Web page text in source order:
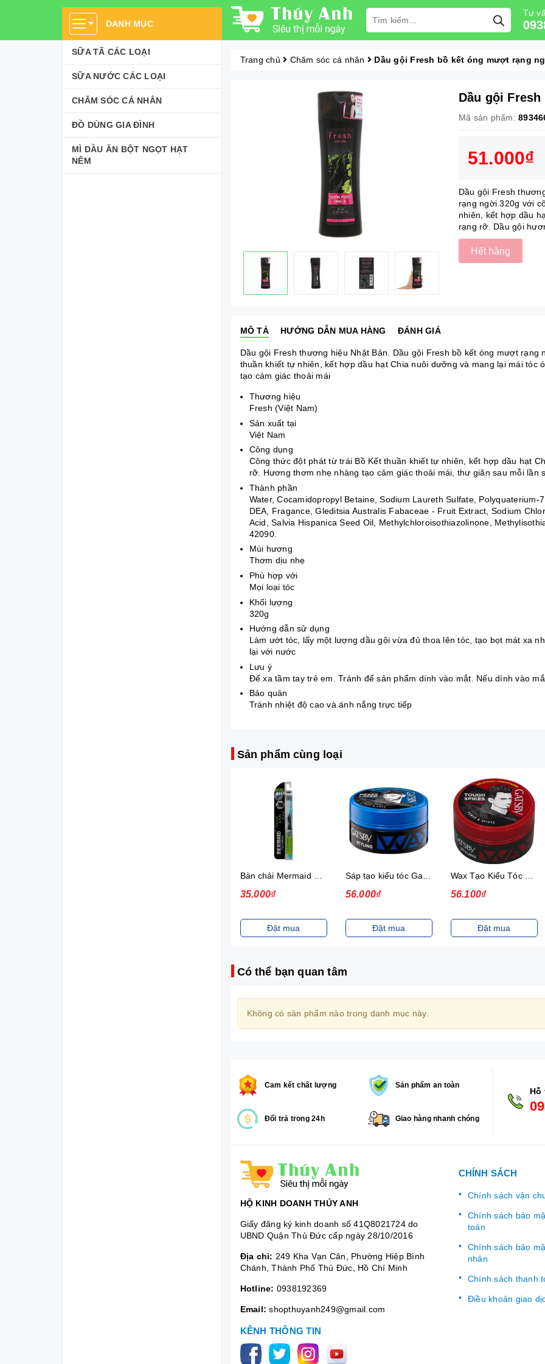
DANH MỤC
SỮA TÃ CÁC LOẠI
SỮA NƯỚC CÁC LOẠI
CHĂM SÓC CÁ NHÂN
ĐỒ DÙNG GIA ĐÌNH
MÌ DẦU ĂN BỘT NGỌT HẠT
NÊM
Tư
Trang chủ Chăm sóc cá nhân Dầu gội Fresh bồ kết óng mượt rạng
Dầu gội
Mã sản phẩm:
51.000₫
Dầu gội Fresh
rạng ngời 320g với
nhiên, kết hợp dầu
rạng rỡ. Dầu gội
Hết hàng
MÔ TẢ HƯỚNG DẪN MUA HÀNG ĐÁNH GIÁ
Dầu gội Fresh thương hiệu Nhật Bản. Dầu gội Fresh bồ kết óng mượt
thuần khiết tự nhiên, kết hợp dầu hạt Chia nuôi dưỡng và mang lại mái
tạo cảm giác thoải mái
Thương hiệu
Fresh (Việt Nam)
Sản xuất tại
Việt Nam
Công dụng
Công thức đột phát từ trái Bồ Kết thuần khiết tự nhiên, kết hợp dầu hạt
rỡ. Hương thơm nhẹ nhàng tạo cảm giác thoải mái, thư giãn sau mỗi lần
Thành phần
Water, Cocamidopropyl Betaine, Sodium Laureth Sulfate,
DEA, Fragance, Gleditsia Australis Fabaceae - Fruit Extract, Sodium
Acid, Salvia Hispanica Seed Oil, Methylchloroisothiazolinone,
42090.
Mùi hương
Thơm dịu nhẹ
Phù hợp với
Mọi loại tóc
Khối lượng
320g
Hướng dẫn sử dụng
Làm ướt tóc, lấy một lượng dầu gội vừa đủ thoa lên tóc, tạo bọt mát xa
lại với nước
Lưu ý
Để xa tầm tay trẻ em. Tránh để sản phẩm dính vào mắt. Nếu dính vào
Bảo quản
Tránh nhiệt độ cao và ánh nắng trực tiếp
Sản phẩm cùng loại
56.000₫
Đặt mua
Wax Tạo Kiểu Tóc 75G Gatsby Power & Spiky
56.100₫
Đặt mua
56.100₫
Đặt mua
Có thể bạn quan tâm
Không có sản phẩm nào trong danh mục này.
Cam kết chất lượng Sản phẩm an toàn
Đổi trả trong 24h Giao hàng nhanh chóng
Hỗ
HỘ KINH DOANH THÚY ANH
Giấy đăng ký kinh doanh số 41Q8021724 do
UBND Quận Thủ Đức cấp ngày 28/10/2016
Địa chỉ: 249 Kha Vạn Cân, Phường Hiệp Bình
Chánh, Thành Phố Thủ Đức, Hồ Chí Minh
Hotline: 0938192369
Email: shopthuyanh249@gmail.com
KÊNH THÔNG TIN
CHÍNH SÁCH
Chính sách vận
Chính sách bảo
toán
Chính sách bảo
nhân
Chính sách thanh
Điều khoản giao